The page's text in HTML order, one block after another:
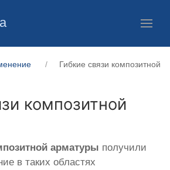
Гибкие связи композитной
композитной
арматуры получили
в таких областях